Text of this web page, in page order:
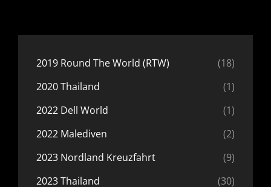
text">Page
2019 Round The World (RTW)
(18)
2020 Thailand
(1)
2022 Dell World
(1)
2022 Malediven
(2)
2023 Nordland Kreuzfahrt
(9)
2023 Thailand
(30)